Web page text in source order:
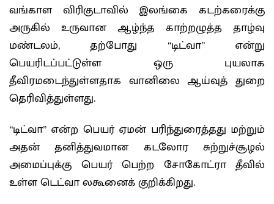
வங்காள விரிகுடாவில் இலங்கை கடற்கரைக்கு
அருகில் உருவான ஆழ்ந்த காற்றழுத்த தாழ்வு
மண்டலம், தற்போது “டிட்வா” என்று
பெயரிடப்பட்டுள்ள ஒரு புயலாக
தீவிரமடைந்துள்ளதாக வானிலை ஆய்வுத் துறை
தெரிவித்துள்ளது.
“டிட்வா” என்ற பெயர் ஏமன் பரிந்துரைத்தது மற்றும்
அதன் தனித்துவமான கடலோர சுற்றுச்சூழல்
அமைப்புக்கு பெயர் பெற்ற சோகோட்ரா தீவில்
உள்ள டெட்வா லகூனைக் குறிக்கிறது.